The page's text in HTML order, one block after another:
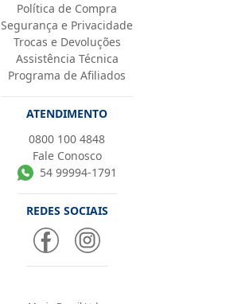
Política de Compra
Segurança e Privacidade
Trocas e Devoluções
Assistência Técnica
Programa de Afiliados
ATENDIMENTO
0800 100 4848
Fale Conosco
54 99994-1791
REDES SOCIAIS